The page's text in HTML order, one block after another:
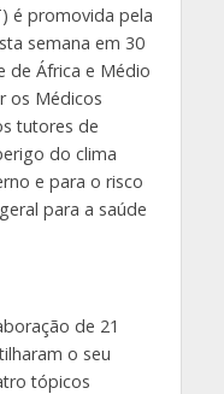
é promovida pela
semana em 30
de África e Médio
os Médicos
tutores de
do clima
e para o risco
para a saúde
de 21
o seu
tópicos